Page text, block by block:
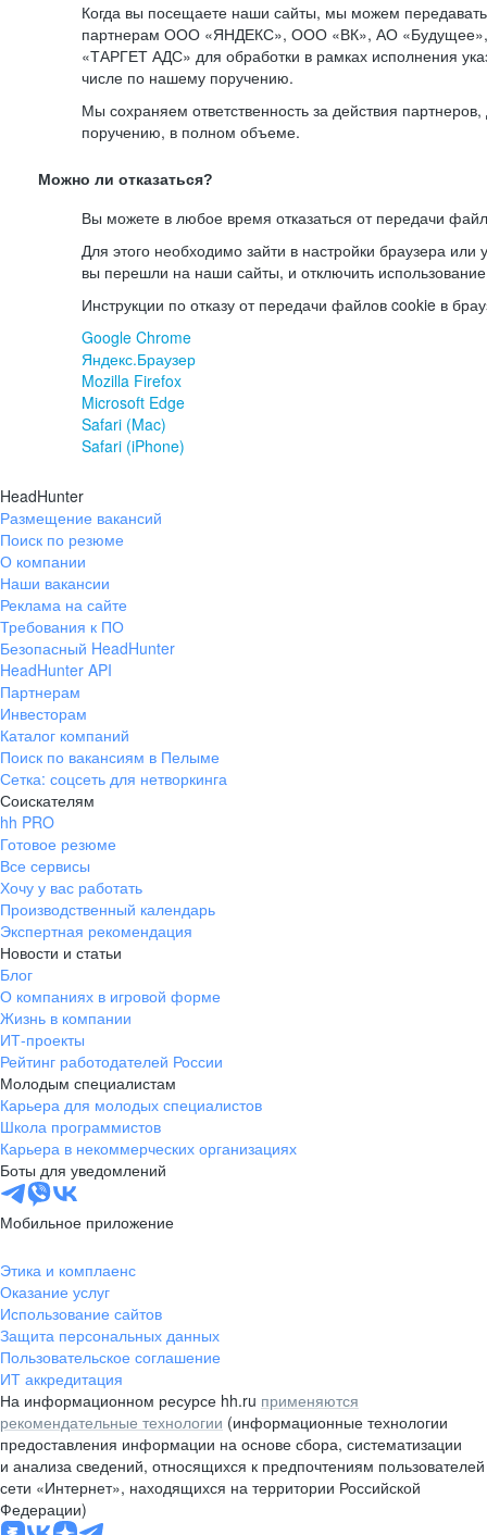
Когда вы посещаете наши сайты, мы можем
партнерам ООО «ЯНДЕКС», ООО «ВК», АО
«ТАРГЕТ АДС» для обработки в рамках исполнения
числе по нашему поручению.
Мы сохраняем ответственность за действия
поручению, в полном объеме.
Можно ли отказаться?
Вы можете в любое время отказаться от передачи
Для этого необходимо зайти в настройки браузера или
вы перешли на наши сайты, и отключить
Инструкции по отказу от передачи файлов cookie в
Google Chrome
Яндекс.Браузер
Mozilla Firefox
Microsoft Edge
Safari (Mac)
Safari (iPhone)
HeadHunter
Размещение вакансий
Поиск по резюме
О компании
Наши вакансии
Реклама на сайте
Требования к ПО
Безопасный HeadHunter
HeadHunter API
Партнерам
Инвесторам
Каталог компаний
Поиск по вакансиям в Пелыме
Сетка: соцсеть для нетворкинга
Соискателям
hh PRO
Готовое резюме
Все сервисы
Хочу у вас работать
Производственный календарь
Экспертная рекомендация
Новости и статьи
Блог
О компаниях в игровой форме
Жизнь в компании
ИТ-проекты
Рейтинг работодателей России
Молодым специалистам
Карьера для молодых специалистов
Школа программистов
Карьера в некоммерческих организациях
Боты для уведомлений
Мобильное приложение
Этика и комплаенс
Оказание услуг
Использование сайтов
Защита персональных данных
Пользовательское соглашение
ИТ аккредитация
На информационном ресурсе hh.ru применяются
рекомендательные технологии (информационные технологии
предоставления информации на основе сбора, систематизации
и анализа сведений, относящихся к предпочтениям пользователей
сети «Интернет», находящихся на территории Российской
Федерации)